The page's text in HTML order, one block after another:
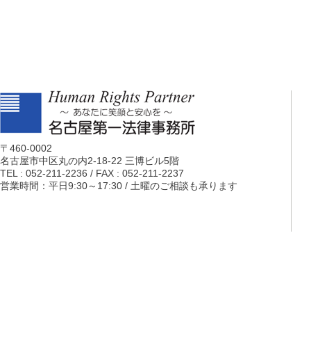
〒460-0002
名古屋市中区丸の内2-18-22 三博ビル5階
TEL : 052-211-2236 / FAX : 052-211-2237
営業時間：平日9:30～17:30 / 土曜のご相談も承ります